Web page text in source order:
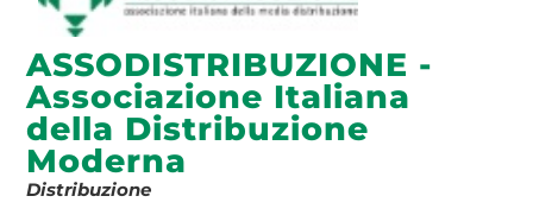
ASSODISTRIBUZIONE -
Associazione Italiana
della Distribuzione
Moderna
Distribuzione